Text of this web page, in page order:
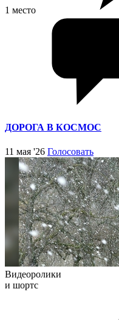
1 место
ДОРОГА В КОСМОС
11 мая '26 Голосовать
Видеоролики
и шортс